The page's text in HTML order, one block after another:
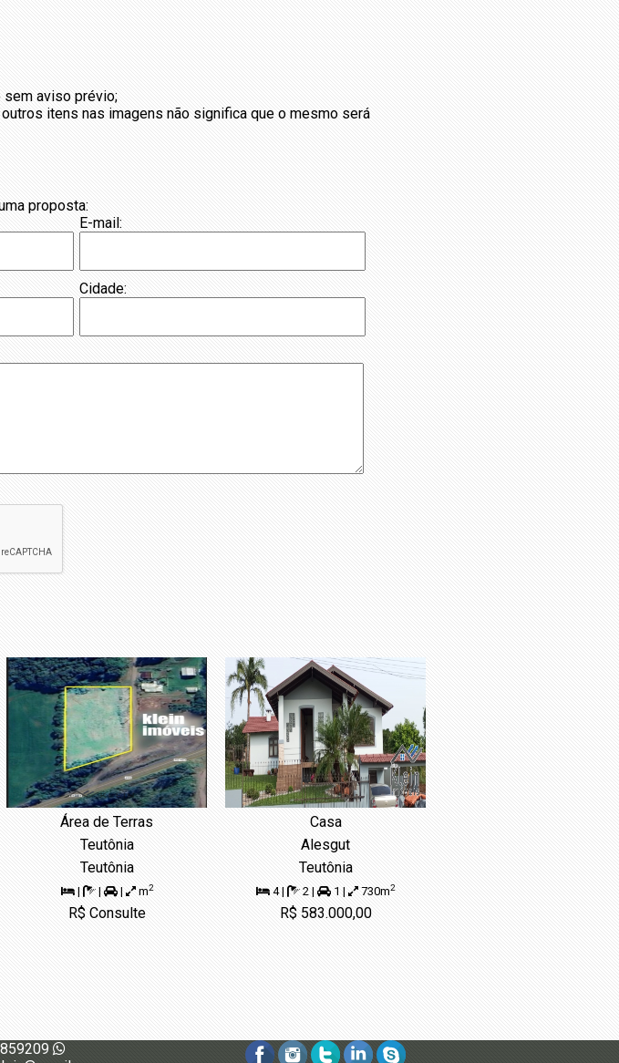
aviso prévio;
itens nas imagens não significa que o mesmo será
proposta:
E-mail:
Cidade:
Área de Terras
Teutônia
Teutônia
| | | m2
R$ Consulte
Casa
Alesgut
Teutônia
4 | 2 | 1 | 730m2
R$ 583.000,00